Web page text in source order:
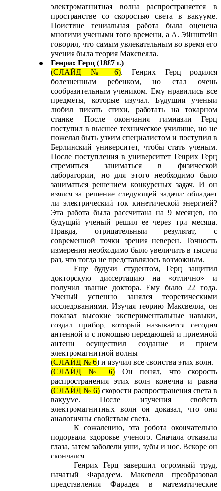
электромагнитная волна распространяется в
пространстве со скоростью света в вакууме.
Поистине гениальная работа была оценена
многими учеными того времени, а А. Эйнштейн
говорил, что самым увлекательным во время его
учения была теория Максвелла.
Генрих Герц (1887 г.)
(СЛАЙД № 6). Генрих Герц родился
болезненным ребенком, но стал очень
сообразительным учеником. Ему нравились все
предметы, которые изучал. Будущий ученый
любил писать стихи, работать на токарном
станке. После окончания гимназии Герц
поступил в высшее техническое училище, но не
пожелал быть узким специалистом и поступил в
Берлинский университет, чтобы стать ученым.
После поступления в университет Генрих Герц
стремиться заниматься в физической
лаборатории, но для этого необходимо было
заниматься решением конкурсных задач. И он
взялся за решение следующей задачи: обладает
ли электрический ток кинетической энергией?
Эта работа была рассчитана на 9 месяцев, но
будущий ученый решил ее через три месяца.
Правда, отрицательный результат, с
современной точки зрения неверен. Точность
измерения необходимо было увеличить в тысячи
раз, что тогда не представлялось возможным.
Еще будучи студентом, Герц защитил
докторскую диссертацию на «отлично» и
получил звание доктора. Ему было 22 года.
Ученый успешно занялся теоретическими
исследованиями. Изучая теорию Максвелла, он
показал высокие экспериментальные навыки,
создал прибор, который называется сегодня
антенной и с помощью передающей и приемной
антенн осуществил создание и прием
электромагнитной волны
(СЛАЙД № 6) и изучил все свойства этих волн.
(СЛАЙД № 6)Он понял, что скорость
распространения этих волн конечна и равна
(СЛАЙД № 6)скорости распространения света в
вакууме. После изучения свойств
электромагнитных волн он доказал, что они
аналогичны свойствам света.
К сожалению, эта робота окончательно
подорвала здоровье ученого. Сначала отказали
глаза, затем заболели уши, зубы и нос. Вскоре он
скончался.
Генрих Герц завершил огромный труд,
начатый Фарадеем. Максвелл преобразовал
представления Фарадея в математические